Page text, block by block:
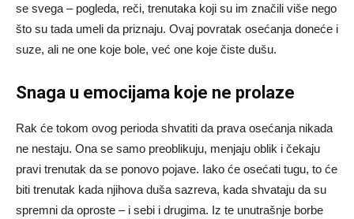
se svega – pogleda, reči, trenutaka koji su im značili više nego
što su tada umeli da priznaju. Ovaj povratak osećanja doneće i
suze, ali ne one koje bole, već one koje čiste dušu.
Snaga u emocijama koje ne prolaze
Rak će tokom ovog perioda shvatiti da prava osećanja nikada
ne nestaju. Ona se samo preoblikuju, menjaju oblik i čekaju
pravi trenutak da se ponovo pojave. Iako će osećati tugu, to će
biti trenutak kada njihova duša sazreva, kada shvataju da su
spremni da oproste – i sebi i drugima. Iz te unutrašnje borbe